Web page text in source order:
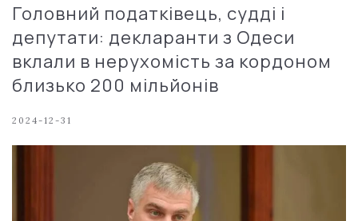
Головний податківець, судді і
депутати: декларанти з Одеси
вклали в нерухомість за кордоном
близько 200 мільйонів
2024-12-31